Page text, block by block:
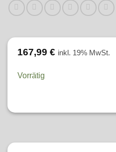
167,99 € inkl. 19% MwSt.
Vorrätig